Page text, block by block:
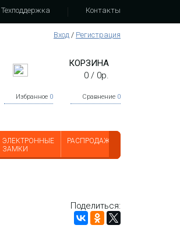
Техподдержка Контакты
Вход / Регистрация
КОРЗИНА
0/ 0р.
Избранное 0 Сравнение 0
ЭЛЕКТРОННЫЕ
ЗАМКИ
РАСПРОДАЖА
Поделиться: